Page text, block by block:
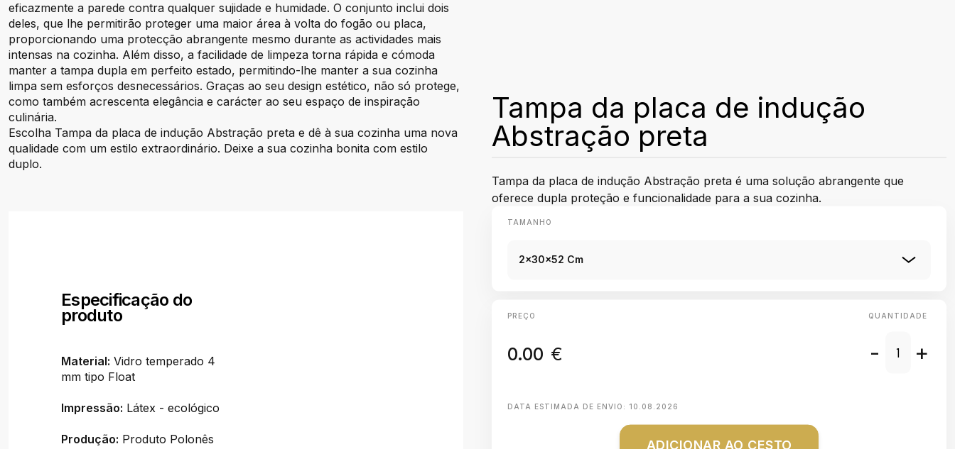
eficazmente a parede contra qualquer sujidade e humidade. O conjunto inclui dois
deles, que lhe permitirão proteger uma maior área à volta do fogão ou placa,
proporcionando uma protecção abrangente mesmo durante as actividades mais
intensas na cozinha. Além disso, a facilidade de limpeza torna rápida e cómoda
manter a tampa dupla em perfeito estado, permitindo-lhe manter a sua cozinha
limpa sem esforços desnecessários. Graças ao seu design estético, não só protege,
como também acrescenta elegância e carácter ao seu espaço de inspiração
culinária.
Escolha Tampa da placa de indução Abstração preta e dê à sua cozinha uma nova
qualidade com um estilo extraordinário. Deixe a sua cozinha bonita com estilo
duplo.
Especificação do
produto
Material: Vidro temperado 4
mm tipo Float
Impressão: Látex - ecológico
Produção: Produto Polonês
Tampa da placa de indução
Abstração preta
Tampa da placa de indução Abstração preta é uma solução abrangente que
oferece dupla proteção e funcionalidade para a sua cozinha.
TAMANHO
2x30x52 Cm
PREÇO
0.00 €
QUANTIDADE
- +
DATA ESTIMADA DE ENVIO: 10.08.2026
ADICIONAR AO CESTO